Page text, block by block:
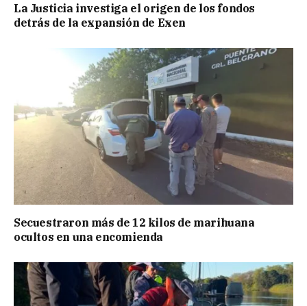
La Justicia investiga el origen de los fondos
detrás de la expansión de Exen
Secuestraron más de 12 kilos de marihuana
ocultos en una encomienda